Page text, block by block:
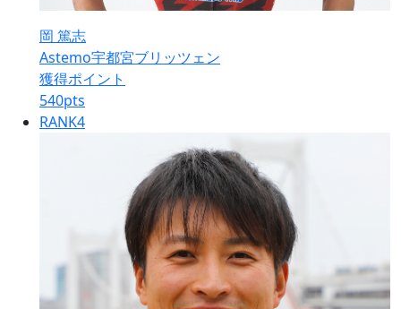
岡 篤志
Astemo宇都宮ブリッツェン
獲得ポイント
540pts
RANK4